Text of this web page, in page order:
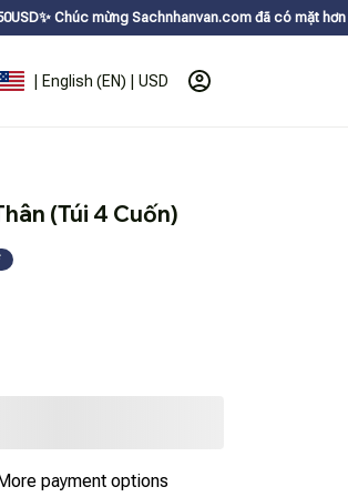
Sachnhanvan.com đã có mặt hơn 200 quốc gia như
| English (EN) | USD
(Túi 4 Cuốn)
payment options